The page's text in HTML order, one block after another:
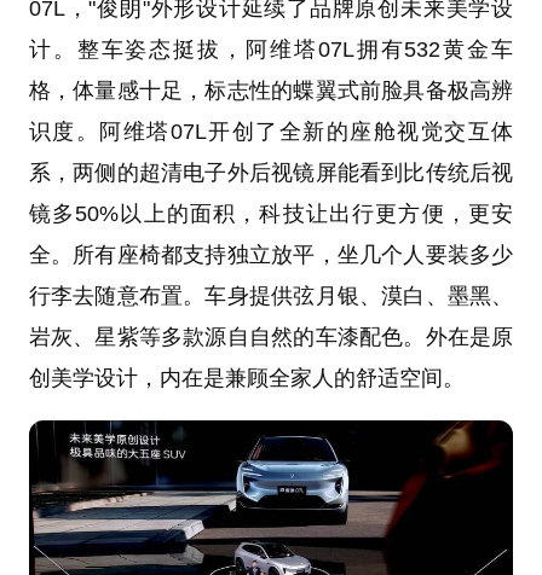
07L，"俊朗"外形设计延续了品牌原创未来美学设
计。整车姿态挺拔，阿维塔07L拥有532黄金车
格，体量感十足，标志性的蝶翼式前脸具备极高辨
识度。阿维塔07L开创了全新的座舱视觉交互体
系，两侧的超清电子外后视镜屏能看到比传统后视
镜多50%以上的面积，科技让出行更方便，更安
全。所有座椅都支持独立放平，坐几个人要装多少
行李去随意布置。车身提供弦月银、漠白、墨黑、
岩灰、星紫等多款源自自然的车漆配色。外在是原
创美学设计，内在是兼顾全家人的舒适空间。